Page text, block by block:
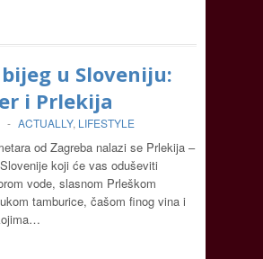
u Sloveniju:
i Prlekija
- ACTUALLY, LIFESTYLE
od Zagreba nalazi se Prlekija –
koji će vas oduševiti
vode, slasnom Prleškom
tamburice, čašom finog vina i